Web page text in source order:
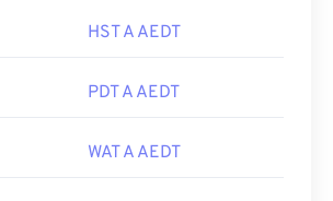
HST A AEDT
PDT A AEDT
WAT A AEDT